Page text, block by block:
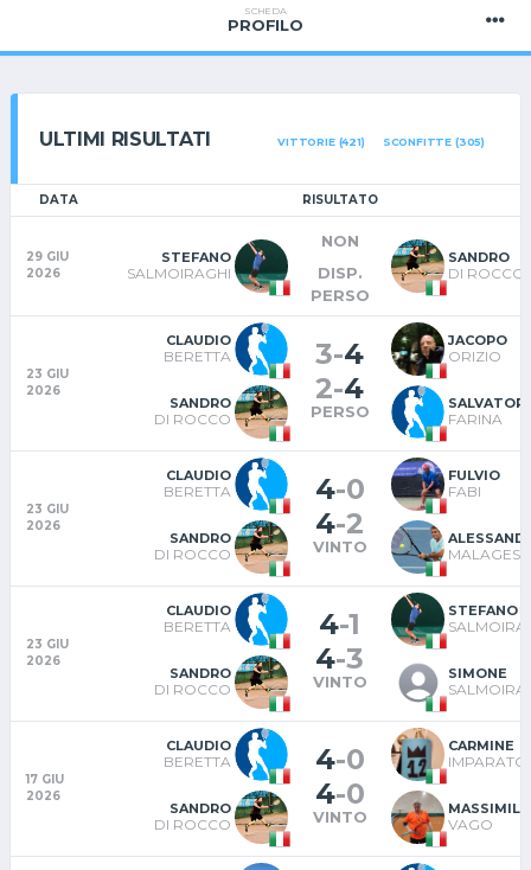
SCHEDA
PROFILO
ULTIMI RISULTATI VITTORIE (421) SCONFITTE (305)
DATA RISULTATO
29 GIU
2026
STEFANO
SALMOIRAGHI
NON
DISP.
PERSO
SANDRO
DI ROCCO
23 GIU
2026
CLAUDIO
BERETTA
SANDRO
DI ROCCO
3-4
2-4
PERSO
JACOPO
ORIZIO
FARINA
23 GIU
2026
CLAUDIO
BERETTA
SANDRO
DI ROCCO
4-0
4-2
VINTO
FULVIO
FABI
MALAGESI
23 GIU
2026
CLAUDIO
BERETTA
SANDRO
DI ROCCO
4-1
4-3
VINTO
STEFANO
SIMONE
17 GIU
2026
CLAUDIO
BERETTA
SANDRO
DI ROCCO
4-0
4-0
VINTO
CARMINE
IMPARATO
VAGO